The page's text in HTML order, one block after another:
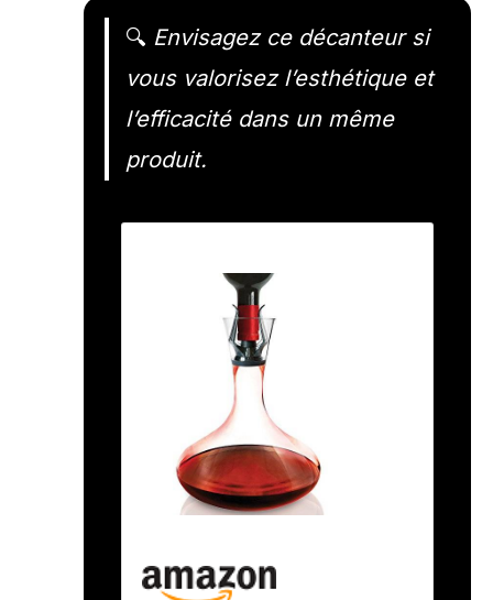
🔍 Envisagez ce décanteur si
vous valorisez l’esthétique et
l’efficacité dans un même
produit.